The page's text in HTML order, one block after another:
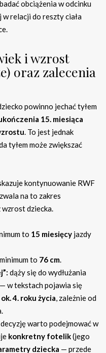
obciążenia w odcinku
w relacji do reszty ciała
i wzrost
oraz zalecenia
powinno jechać tyłem
15. miesiąca
. To jest jednak
tyłem może zwiększać
kontynuowanie RWF
na to zakres
dziecka.
to 15 miesięcy jazdy
to 76 cm.
dąży się do wydłużania
w tekstach pojawia się
4. roku życia, zależnie od
decyzję warto podejmować w
konkretny fotelik(jego
dziecka — przede